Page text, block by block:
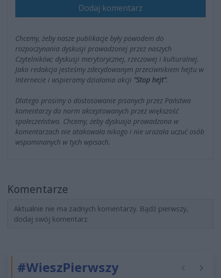
Dodaj komentarz
Chcemy, żeby nasze publikacje były powodem do
rozpoczynania dyskusji prowadzonej przez naszych
Czytelników; dyskusji merytorycznej, rzeczowej i kulturalnej.
Jako redakcja jesteśmy zdecydowanym przeciwnikiem hejtu w
Internecie i wspieramy działania akcji "Stop hejt".
Dlatego prosimy o dostosowanie pisanych przez Państwa
komentarzy do norm akceptowanych przez większość
społeczeństwa. Chcemy, żeby dyskusja prowadzona w
komentarzach nie atakowała nikogo i nie urażała uczuć osób
wspominanych w tych wpisach.
Komentarze
Aktualnie nie ma żadnych komentarzy. Bądź pierwszy,
dodaj swój komentarz.
#WieszPierwszy Poprzednie